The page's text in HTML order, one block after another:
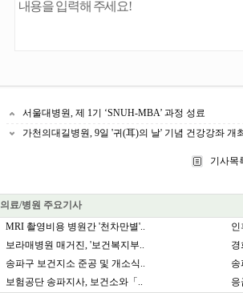
서울대병원, 제 1기 ‘SNUH-MBA’ 과정 성료
가천의대길병원, 9일 '귀(耳)의 날' 기념 건강강좌 개
기사목
의료/병원 주요기사
MRI 촬영비용 병원간 '천차만별'..
인
보라매병원 매거진, '보건복지부..
경
송파구 보건지소 준공 및 개소식..
송
보험공단 송파지사, 보건소와「..
응